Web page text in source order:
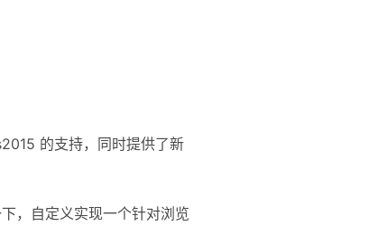
的支持，同时提供了新
，自定义实现一个针对浏览